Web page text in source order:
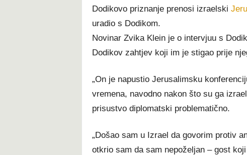
Dodikovo priznanje prenosi izraelski
uradio s Dodikom.
Novinar Zvika Klein je o intervjuu s
Dodikov zahtjev koji im je stigao prije
„On je napustio Jerusalimsku
vremena, navodno nakon što su ga
prisustvo diplomatski problematično.
„Došao sam u Izrael da govorim protiv
otkrio sam da sam nepoželjan – gost